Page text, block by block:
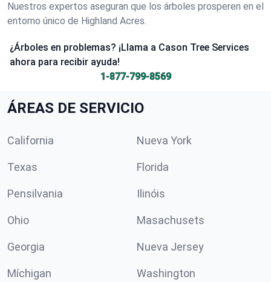
Nuestros expertos aseguran que los árboles prosperen en el
entorno único de Highland Acres.
¿Árboles en problemas? ¡Llama a Cason Tree Services
ahora para recibir ayuda!
1-877-799-8569
ÁREAS DE SERVICIO
California Nueva York
Texas Florida
Pensilvania Ilinóis
Ohio Masachusets
Georgia Nueva Jersey
Míchigan Washington